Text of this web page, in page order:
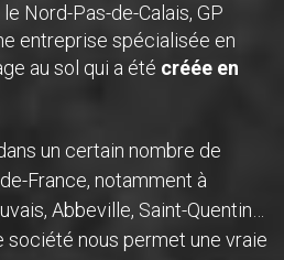
Nord-Pas-de-Calais, GP
entreprise spécialisée en
au sol qui a été créée en
un certain nombre de
France, notamment à
Abbeville, Saint-Quentin…
société nous permet une vraie